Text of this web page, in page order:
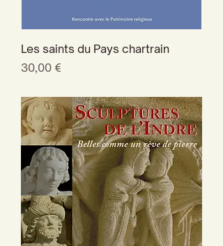
Les saints du Pays chartrain
Prix
30,00 €